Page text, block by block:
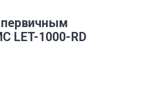
первичным
LET-1000-RD